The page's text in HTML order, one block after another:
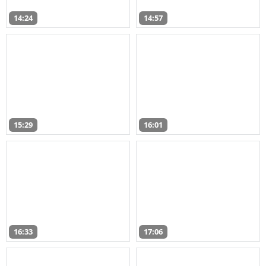
14:24 14:57
15:29 16:01
16:33 17:06